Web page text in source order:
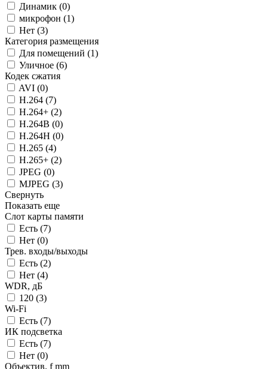
Динамик (0)
микрофон (1)
Нет (3)
Категория размещения
Для помещений (1)
Уличное (6)
Кодек сжатия
AVI (0)
H.264 (7)
H.264+ (2)
H.264B (0)
H.264H (0)
H.265 (4)
H.265+ (2)
JPEG (0)
MJPEG (3)
Свернуть
Показать еще
Слот карты памяти
Есть (7)
Нет (0)
Трев. входы/выходы
Есть (2)
Нет (4)
WDR, дБ
120 (3)
Wi-Fi
Есть (7)
ИК подсветка
Есть (7)
Нет (0)
Объектив, f mm